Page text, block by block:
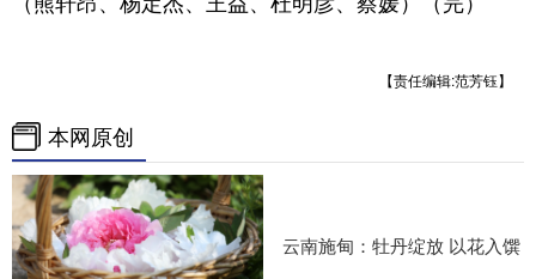
【责任编辑:范芳钰】
本网原创
云南施甸：牡丹绽放 以花入馔